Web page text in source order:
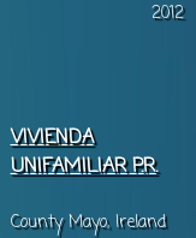
2012
VIVIENDA
UNIFAMILIAR P.R.
County Mayo, Ireland